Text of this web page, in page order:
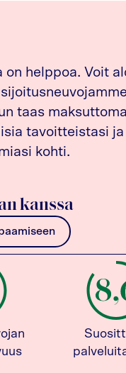
helppoa. Voit
taas
tavoitteistasi ja
kohti.
kanssa